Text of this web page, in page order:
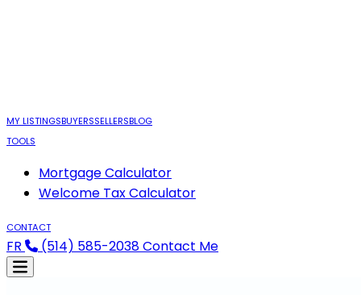
MY LISTINGSBUYERSSELLERSBLOG
TOOLS
Mortgage Calculator
Welcome Tax Calculator
CONTACT
FR (514) 585-2038Contact Me